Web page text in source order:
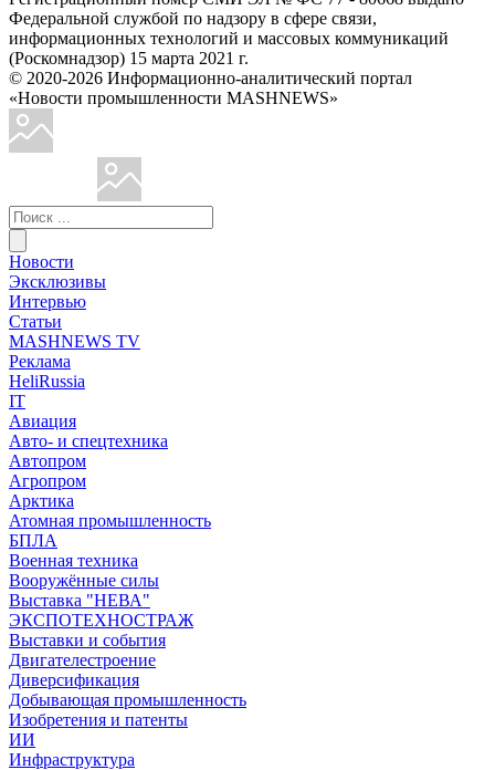
Федеральной службой по надзору в сфере связи,
информационных технологий и массовых коммуникаций
(Роскомнадзор) 15 марта 2021 г.
© 2020-2026 Информационно-аналитический портал
«Новости промышленности MASHNEWS»
Новости
Эксклюзивы
Интервью
Статьи
MASHNEWS TV
Реклама
HeliRussia
IT
Авиация
Авто- и спецтехника
Автопром
Агропром
Арктика
Атомная промышленность
БПЛА
Военная техника
Вооружённые силы
Выставка "НЕВА"
ЭКСПОТЕХНОСТРАЖ
Выставки и события
Двигателестроение
Диверсификация
Добывающая промышленность
Изобретения и патенты
ИИ
Инфраструктура